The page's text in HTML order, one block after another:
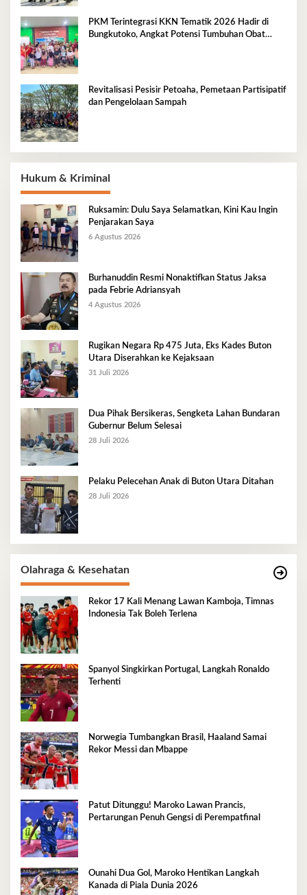
PKM Terintegrasi KKN Tematik 2026 Hadir di
Bungkutoko, Angkat Potensi Tumbuhan Obat
Revitalisasi Pesisir Petoaha, Pemetaan Partisipatif
dan Pengelolaan Sampah
Hukum & Kriminal
Ruksamin: Dulu Saya Selamatkan, Kini Kau Ingin
Penjarakan Saya
6 Agustus 2026
Burhanuddin Resmi Nonaktifkan Status Jaksa
pada Febrie Adriansyah
4 Agustus 2026
Rugikan Negara Rp 475 Juta, Eks Kades Buton
Utara Diserahkan ke Kejaksaan
31 Juli 2026
Dua Pihak Bersikeras, Sengketa Lahan Bundaran
Gubernur Belum Selesai
28 Juli 2026
Pelaku Pelecehan Anak di Buton Utara Ditahan
28 Juli 2026
Olahraga & Kesehatan
Rekor 17 Kali Menang Lawan Kamboja, Timnas
Indonesia Tak Boleh Terlena
Spanyol Singkirkan Portugal, Langkah Ronaldo
Terhenti
Norwegia Tumbangkan Brasil, Haaland Samai
Rekor Messi dan Mbappe
Patut Ditunggu! Maroko Lawan Prancis,
Pertarungan Penuh Gengsi di Perempatfinal
Ounahi Dua Gol, Maroko Hentikan Langkah
Kanada di Piala Dunia 2026